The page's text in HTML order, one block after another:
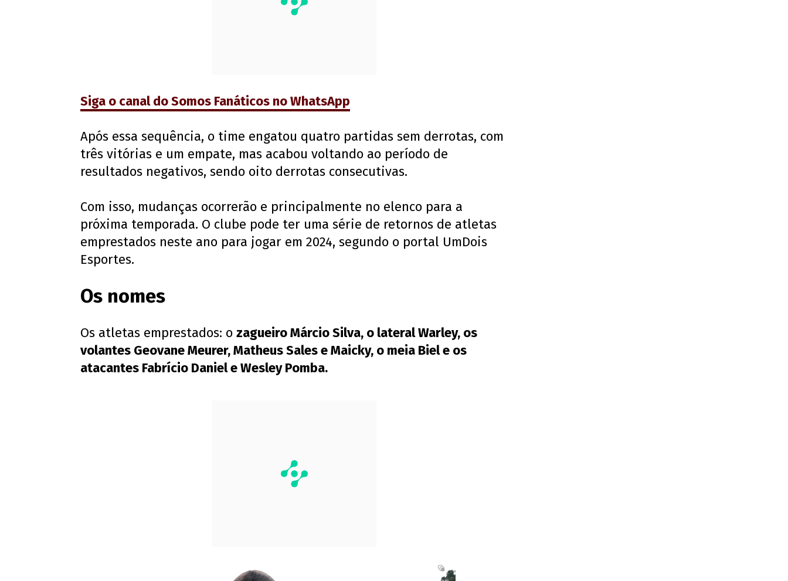
Siga o canal do Somos Fanáticos no WhatsApp
Após essa sequência, o time engatou quatro partidas sem derrotas, com
três vitórias e um empate, mas acabou voltando ao período de
resultados negativos, sendo oito derrotas consecutivas.
Com isso, mudanças ocorrerão e principalmente no elenco para a
próxima temporada. O clube pode ter uma série de retornos de atletas
emprestados neste ano para jogar em 2024, segundo o portal UmDois
Esportes.
Os nomes
Os atletas emprestados: o zagueiro Márcio Silva, o lateral Warley, os
volantes Geovane Meurer, Matheus Sales e Maicky, o meia Biel e os
atacantes Fabrício Daniel e Wesley Pomba.